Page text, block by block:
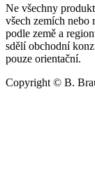
Ne všechny
všech zemích nebo
podle země a
sdělí obchodní
pouze orientační.
Copyright © B.